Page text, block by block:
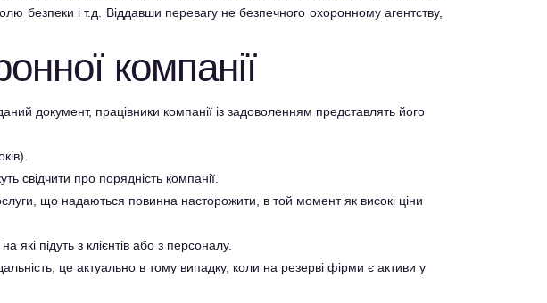
безпеки і т.д. Віддавши перевагу не безпечного охоронному агентству,
компанії
документ, працівники компанії із задоволенням представлять його
свідчити про порядність компанії.
що надаються повинна насторожити, в той момент як високі ціни
які підуть з клієнтів або з персоналу.
це актуально в тому випадку, коли на резерві фірми є активи у